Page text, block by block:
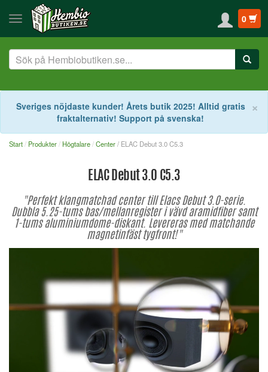
0
×
Sveriges nöjdaste kunder! Årets butik 2025! Alltid gratis
fraktalternativ! Support på svenska!
Start Produkter Högtalare Center/ ELAC Debut 3.0 C5.3
ELAC Debut 3.0 C5.3
"Perfekt klangmatchad center till Elacs Debut 3.0-serie.
Dubbla 5.25-tums bas/mellanregister i vävd aramidfiber samt
1-tums aluminiumdome-diskant. Levereras med matchande
magnetinfäst tygfront!"